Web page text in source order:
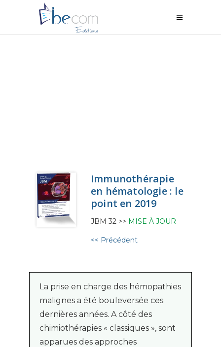
Immunothérapie
en hématologie : le
point en 2019
JBM 32 >> MISE À JOUR
<< Précédent
La prise en charge des hémopathies
malignes a été bouleversée ces
dernières années. A côté des
chimiothérapies « classiques », sont
apparues des approches